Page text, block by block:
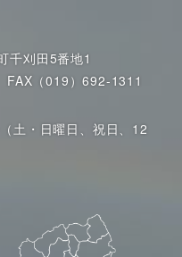
刈田5番地1
FAX（019）692-1311
土・日曜日、祝日、12